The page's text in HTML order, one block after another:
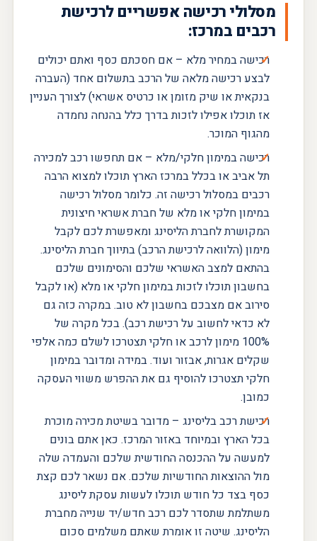
מסלולי רכישה אפשריים לרכישת
רכבים במרכז:
רכישה במחיר מלא – אם חסכתם כסף ואתם יכולים
לבצע רכישה מלאה של הרכב בתשלום אחד (העברה
בנקאית או שיק מזומן או כרטיס אשראי) לצורך העניין
אז תוכלו אפילו לזכות בדרך כלל בהנחה נחמדה
מהגוף המוכר.
רכישה במימון חלקי/מלא – אם תחפשו רכב למכירה
תל אביב או בכלל במרכז הארץ תוכלו למצוא הרבה
רכבים במסלול רכישה זה. כלומר מסלול רכישה
במימון חלקי או מלא של חברת אשראי חיצונית
המקושרת לחברת הליסינג ומאפשרת לכם לקבל
מימון (הלוואה לרכישת הרכב) בתיווך חברת הליסינג.
בהתאם למצב האשראי שלכם והסימונים שלכם
בחשבון תוכלו לזכות במימון חלקי או מלא (או לקבל
סירוב אם מצבכם בחשבון לא טוב. במקרה כזה גם
לא כדאי לחשוב על רכישת רכב). בכל מקרה של
100% מימון לרכב או חלקי תצטרכו לשלם כמה אלפי
שקלים אגרות, אבזור ועוד. במידה ומדובר במימון
חלקי תצטרכו להוסיף גם את ההפרש משווי העסקה
כמובן.
רכישת רכב בליסינג – מדובר בשיטת מכירה מוכרת
בכל הארץ ובמיוחד באזור המרכז. כאן אתם בונים
למעשה על ההכנסה החודשית שלכם והעמדה שלה
מול ההוצאות החודשיות שלכם. אם נשאר לכם קצת
כסף בצד כל חודש תוכלו לעשות עסקת ליסינג
משתלמת שתסדר לכם רכב חדש/יד שנייה מחברת
הליסינג. שיטה זו אומרת שאתם משלמים סכום